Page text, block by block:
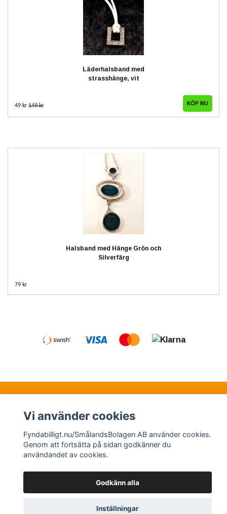
Läderhalsband med
strasshänge, vit
49 kr 149 kr
Halsband med Hänge Grön och
Silverfärg
79 kr
© Copyright 2026 Fyndabilligt.nu/SmålandsBolagen
AB
Vi använder cookies
Fyndabilligt.nu/SmålandsBolagen AB använder cookies.
Genom att fortsätta på sidan godkänner du
användandet av cookies.
Godkänn alla
Inställningar